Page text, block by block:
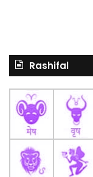
Rashifal